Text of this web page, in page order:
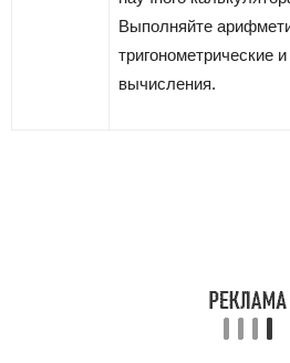
Выполняйте
тригонометрические
вычисления.